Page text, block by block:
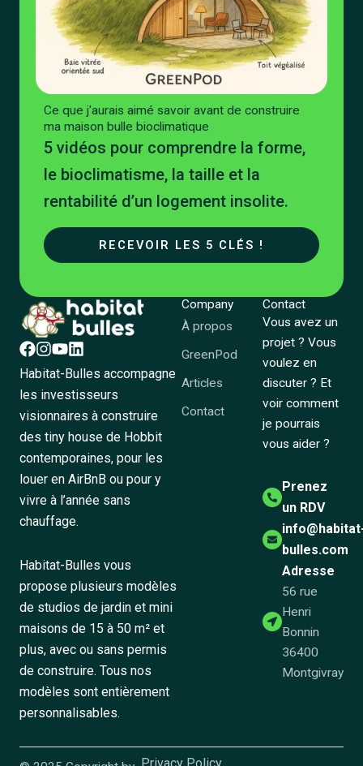
Ce que j'aurais aimé savoir avant de construire
ma maison bulle bioclimatique
5 vidéos pour comprendre la forme,
le bioclimatisme, la taille et la
rentabilité d’un logement insolite.
RECEVOIR LES 5 CLÉS !
Habitat-Bulles accompagne
les investisseurs
visionnaires à construire
des tiny house de Hobbit
contemporaines, pour les
louer en AirBnB ou pour y
vivre à l’année sans
chauffage.
Habitat-Bulles vous
propose plusieurs modèles
de studios de jardin et mini
maisons de 15 à 50 m² et
plus, avec ou sans permis
de construire. Tous nos
modèles sont entièrement
personnalisables.
Company
À propos
GreenPod
Articles
Contact
Contact
Vous avez un
projet ? Vous
voulez en
discuter ? Et
voir comment
je pourrais
vous aider ?
Prenez
un RDV
bulles.com
Adresse
56 rue
Henri
Bonnin
36400
Montgivray